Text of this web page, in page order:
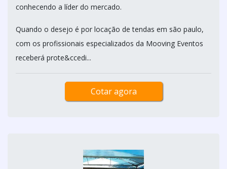
conhecendo a líder do mercado.
Quando o desejo é por locação de tendas em são paulo,
com os profissionais especializados da Mooving Eventos
receberá prote&ccedi...
Cotar agora